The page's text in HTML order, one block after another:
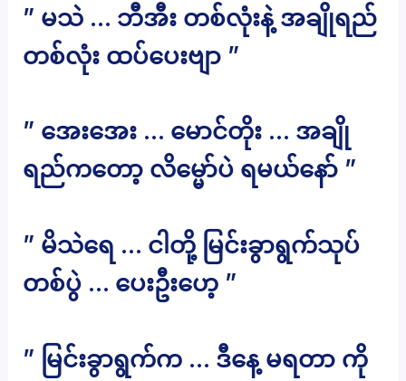
” မသဲ … ဘီအီး တစ်လုံးနဲ့ အချိုရည်
တစ်လုံး ထပ်ပေးဗျာ ”
” အေးအေး … မောင်တိုး … အချို
ရည်ကတော့ လိမ္မော်ပဲ ရမယ်နော် ”
” မိသဲရေ … ငါတို့ မြင်းခွာရွက်သုပ်
တစ်ပွဲ … ပေးဦးဟေ့ ”
” မြင်းခွာရွက်က … ဒီနေ့ မရတာ ကို